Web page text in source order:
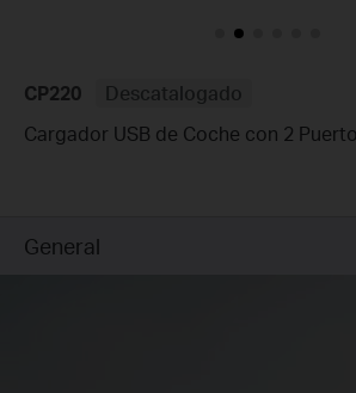
CP220
Descatalogado
Cargador USB de Coche con 2
General